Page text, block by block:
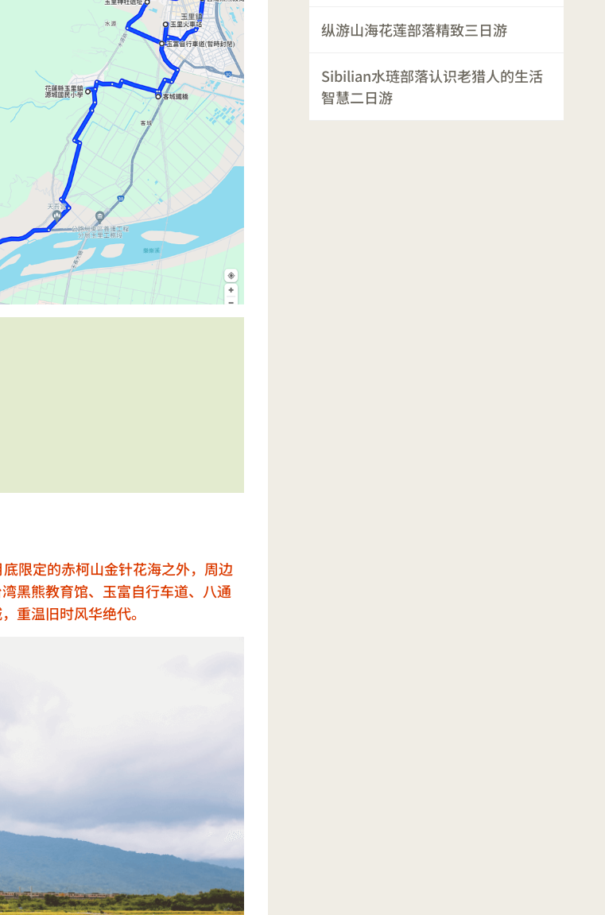
限定的赤柯山金针花海之外，周边
黑熊教育馆、玉富自行车道、八通
重温旧时风华绝代。
纵游山海花莲部落精致三日游
Sibilian水琏部落认识老猎人的生活
智慧二日游